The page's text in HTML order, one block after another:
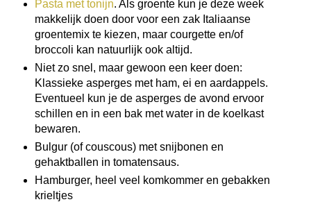
Pasta met tonijn. Als groente kun je deze week
makkelijk doen door voor een zak Italiaanse
groentemix te kiezen, maar courgette en/of
broccoli kan natuurlijk ook altijd.
Niet zo snel, maar gewoon een keer doen:
Klassieke asperges met ham, ei en aardappels.
Eventueel kun je de asperges de avond ervoor
schillen en in een bak met water in de koelkast
bewaren.
Bulgur (of couscous) met snijbonen en
gehaktballen in tomatensaus.
Hamburger, heel veel komkommer en gebakken
krieltjes